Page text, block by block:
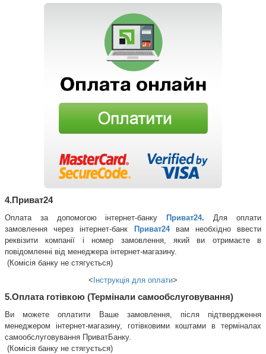
4.Приват24
Оплата за допомогою інтернет-банку Приват24. Для оплати
замовлення через інтернет-банк
Приват24
вам необхідно ввести
реквізити компанії і номер замовлення, який ви отримаєте в
повідомленні від менеджера інтернет-магазину.
(Комісія банку не стягується)
< Інструкція для оплати>
5.Оплата готівкою (Термінали самообслуговування)
Ви можете оплатити Ваше замовлення, після підтвердження
менеджером інтернет-магазину, готівковими коштами в терміналах
самообслуговування ПриватБанку.
(Комісія банку не стягується)